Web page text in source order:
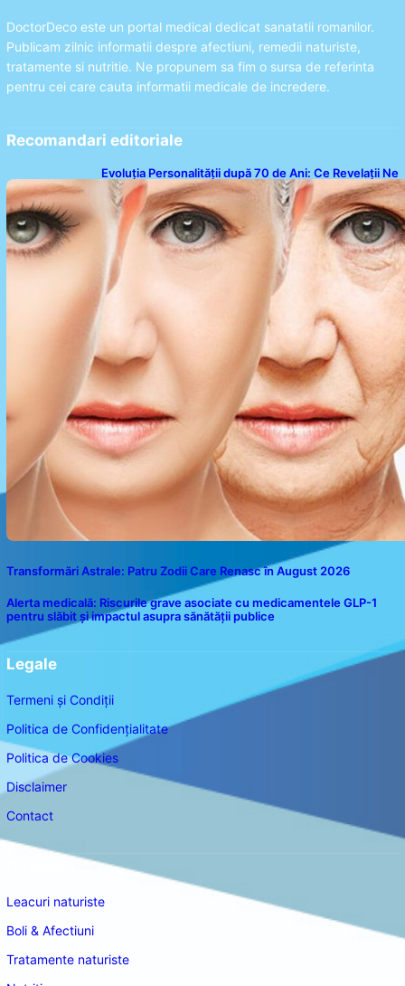
DoctorDeco este un portal medical dedicat sanatatii romanilor.
Publicam zilnic informatii despre afectiuni, remedii naturiste,
tratamente si nutritie. Ne propunem sa fim o sursa de referinta
pentru cei care cauta informatii medicale de incredere.
Recomandari editoriale
Evoluția Personalității după 70 de Ani: Ce Revelații Ne
Oferă Studiile Psihologice
Transformări Astrale: Patru Zodii Care Renasc în August 2026
Alerta medicală: Riscurile grave asociate cu medicamentele GLP-1
pentru slăbit și impactul asupra sănătății publice
Legale
Termeni și Condiții
Politica de Confidențialitate
Politica de Cookies
Disclaimer
Contact
Leacuri naturiste
Boli & Afectiuni
Tratamente naturiste